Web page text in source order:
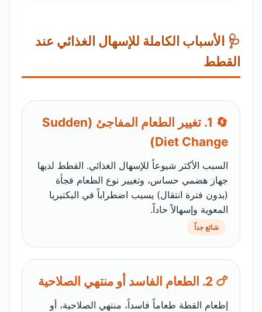
🩺 الأسباب الكاملة للإسهال الغذائي عند
القطط
🔄 1. تغيير الطعام المفاجئ (Sudden
Diet Change)
السبب الأكثر شيوعاً للإسهال الغذائي. القطط لديها
جهاز هضمي حساس، وتغيير نوع الطعام فجأة
(بدون فترة انتقال) يسبب اضطراباً في البكتيريا
المعوية وإسهالاً حاداً.
شائع جداً
🍗 2. الطعام الفاسد أو منتهي الصلاحية
إطعام القطة طعاماً فاسداً، منتهي الصلاحية، أو